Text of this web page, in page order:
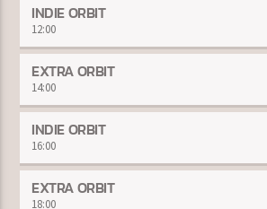
INDIE ORBIT
12:00
EXTRA ORBIT
14:00
INDIE ORBIT
16:00
EXTRA ORBIT
18:00